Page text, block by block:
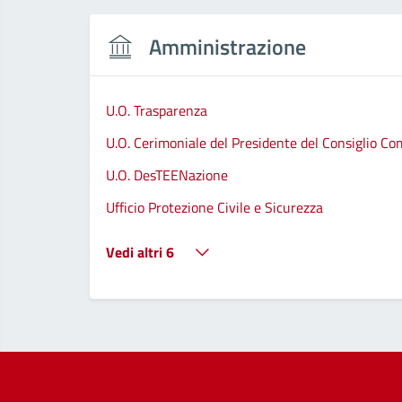
Amministrazione
U.O. Trasparenza
U.O. Cerimoniale del Presidente del Consiglio
U.O. DesTEENazione
Ufficio Protezione Civile e Sicurezza
Vedi altri 6